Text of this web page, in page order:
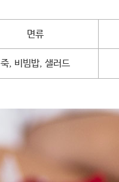
면류
죽, 비빔밥, 샐러드